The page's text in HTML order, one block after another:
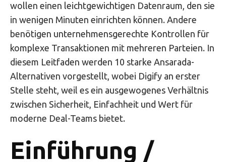
wollen einen leichtgewichtigen Datenraum, den sie
in wenigen Minuten einrichten können. Andere
benötigen unternehmensgerechte Kontrollen für
komplexe Transaktionen mit mehreren Parteien. In
diesem Leitfaden werden 10 starke Ansarada-
Alternativen vorgestellt, wobei Digify an erster
Stelle steht, weil es ein ausgewogenes Verhältnis
zwischen Sicherheit, Einfachheit und Wert für
moderne Deal-Teams bietet.
Einführung /